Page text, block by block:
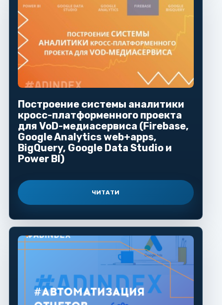
Построение системы аналитики
кросс-платформенного проекта
для VoD-медиасервиса (Firebase,
Google Analytics web+apps,
BigQuery, Google Data Studio и
Power BI)
ЧИТАТИ